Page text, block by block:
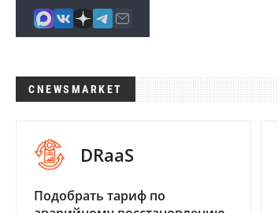
CNEWSMARKET
DRaaS
Подобрать тариф по